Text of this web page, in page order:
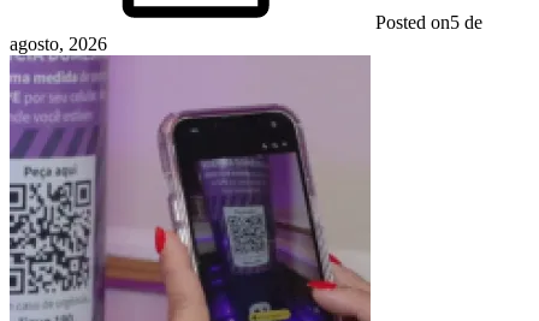
Posted on5 de
agosto, 2026